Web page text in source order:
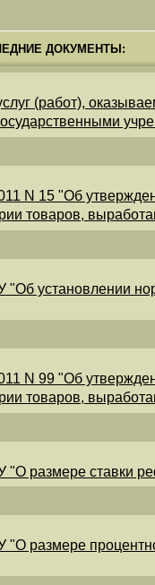
ДОКУМЕНТЫ:
(работ),
N 15 "Об
товаров,
"Об установлении
N 99 "Об
товаров,
"О размере ставки
размере